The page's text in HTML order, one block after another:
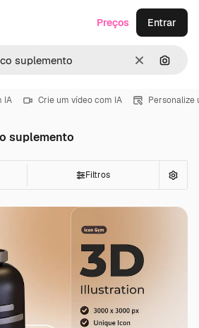
Limpar
Preços Entrar
IA Crie um vídeo com IA Personalize
suplemento
Filtros